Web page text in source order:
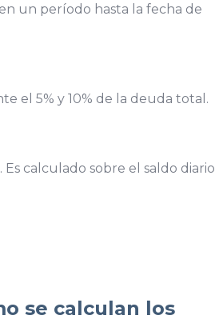
un período hasta la fecha de
el 5% y 10% de la deuda total.
calculado sobre el saldo diario
se calculan los